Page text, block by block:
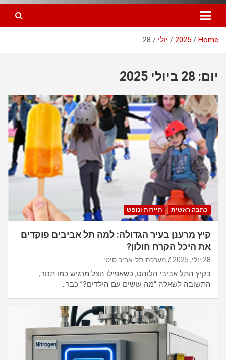
Home
2025 יולי 28
יום: 28 ביולי 2025
כתבה ראשית תיירות ונופש
קיץ מרענן בעיר הגדולה: למה תל אביבים פוקדים
את היכל הקרח חולון?
28 יולי, 2025 מערכת תל-אביב סיטי
בקיץ התל אביבי הלוהט, כשאפילו הצל מרגיש כמו תנור,
התשובה לשאלה “מה עושים עם הילדים?” כבר…